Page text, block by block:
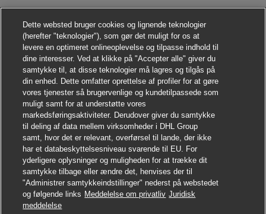
Søg jobbet
Dette websted bruger cookies og lignende teknologier
(herefter "teknologier"), som gør det muligt for os at
levere en optimeret onlineoplevelse og tilpasse indhold til
dine interesser. Ved at klikke på "Accepter alle" giver du
samtykke til, at disse teknologier må lagres og tilgås på
din enhed. Dette omfatter oprettelse af profiler for at gøre
vores tjenester så brugervenlige og kundetilpassede som
muligt samt for at understøtte vores
markedsføringsaktiviteter. Derudover giver du samtykke
til deling af data mellem virksomheder i DHL Group
samt, hvor det er relevant, overførsel til lande, der ikke
har et databeskyttelsesniveau svarende til EU. For
yderligere oplysninger og muligheden for at trække dit
samtykke tilbage eller ændre det, henvises der til
"Administrer samtykkeindstillinger" nederst på webstedet
og følgende links Meddelelse om privatliv Juridisk
meddelelse